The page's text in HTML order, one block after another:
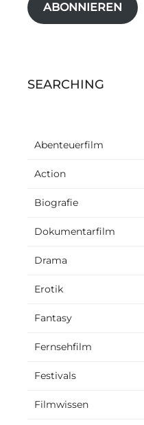
ABONNIEREN
SEARCHING
Abenteuerfilm
Action
Biografie
Dokumentarfilm
Drama
Erotik
Fantasy
Fernsehfilm
Festivals
Filmwissen